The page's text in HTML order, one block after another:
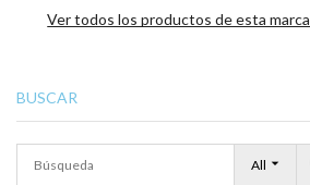
Ver todos los productos de esta marca
BUSCAR
All